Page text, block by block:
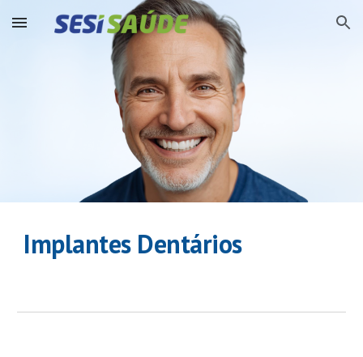
Skip to main content Skip to navigation
Implantes Dentários